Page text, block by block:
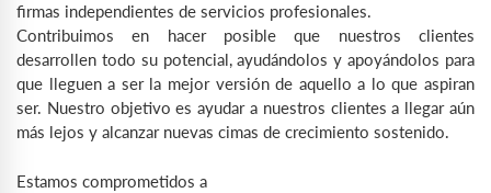
firmas independientes de servicios profesionales.
Contribuimos en hacer posible que nuestros clientes
desarrollen todo su potencial, ayudándolos y apoyándolos para
que lleguen a ser la mejor versión de aquello a lo que aspiran
ser. Nuestro objetivo es ayudar a nuestros clientes a llegar aún
más lejos y alcanzar nuevas cimas de crecimiento sostenido.
Estamos comprometidos a